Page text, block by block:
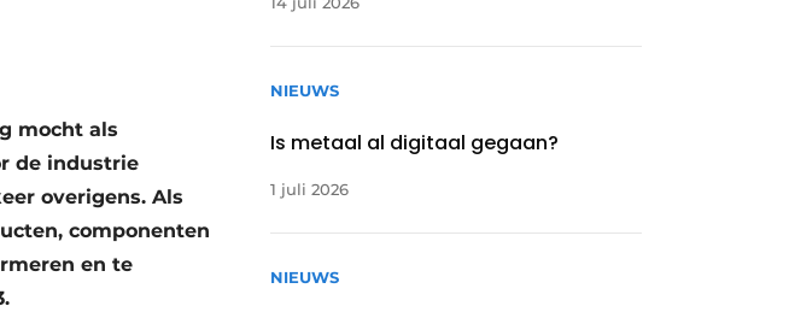
mocht als
de industrie
overigens. Als
componenten
en te
NIEUWS
Is metaal al digitaal gegaan?
1 juli 2026
NIEUWS